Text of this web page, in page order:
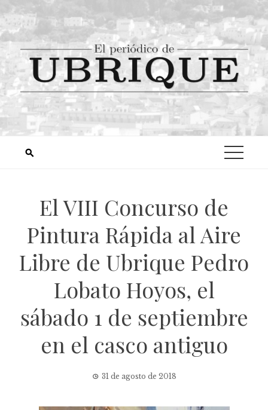
El VIII Concurso de
Pintura Rápida al Aire
Libre de Ubrique Pedro
Lobato Hoyos, el
sábado 1 de septiembre
en el casco antiguo
31 de agosto de 2018